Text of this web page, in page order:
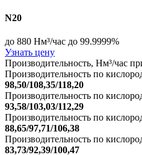
N20
до 880 Нм³/час до 99.9999%
Узнать цену
Производительность, Нм³/час
Производительность по
98,50/108,35/118,20
Производительность по
93,58/103,03/112,29
Производительность по
88,65/97,71/106,38
Производительность по
83,73/92,39/100,47